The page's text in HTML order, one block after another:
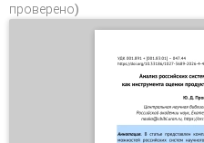
проверено)